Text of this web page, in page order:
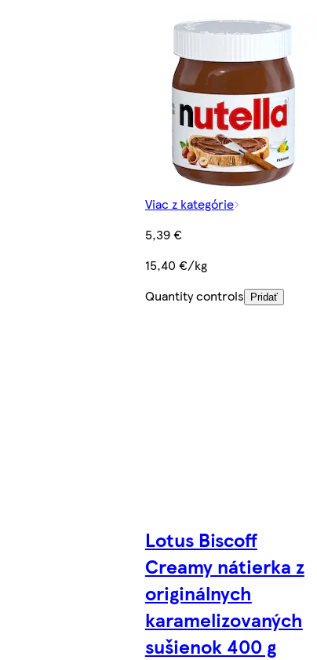
Viac z kategórie
5,39 €
15,40 €/kg
Quantity controls
Pridať
Lotus Biscoff
Creamy nátierka z
originálnych
karamelizovaných
sušienok 400 g